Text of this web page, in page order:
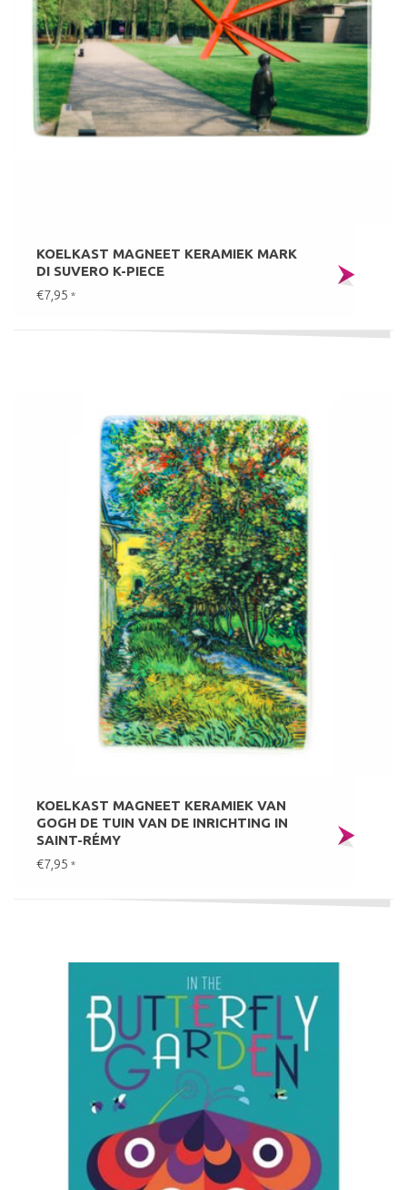
KOELKAST MAGNEET KERAMIEK MARK
DI SUVERO K-PIECE
€7,95 *
KOELKAST MAGNEET KERAMIEK VAN
GOGH DE TUIN VAN DE INRICHTING IN
SAINT-RÉMY
€7,95 *